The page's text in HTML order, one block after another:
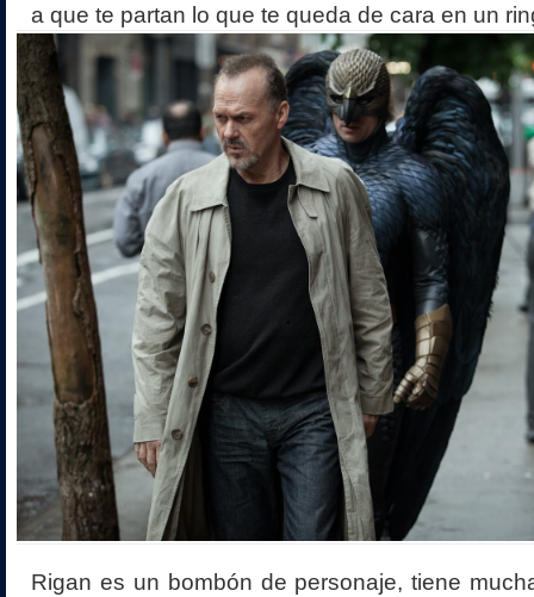
a que te partan lo que te queda de cara en un
Rigan es un bombón de personaje, tiene